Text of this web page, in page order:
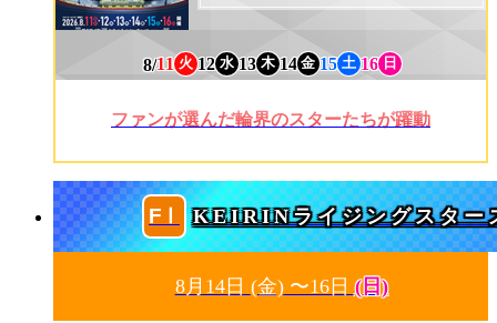
8/11 火 12 水 13 木 14 金 15 土 16 日
ファンが選んだ輪界のスターたちが躍動
KEIRINライジングスター
8月14日 (金)〜16日(日)